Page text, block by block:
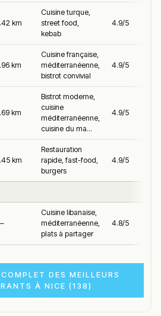
km
Cuisine turque,
street food,
kebab
4.9/5
km
Cuisine française,
méditerranéenne,
bistrot convivial
4.9/5
km
Bistrot moderne,
cuisine
méditerranéenne,
cuisine du ma...
4.9/5
km
Restauration
rapide, fast-food,
burgers
4.9/5
Cuisine libanaise,
méditerranéenne,
plats à partager
4.8/5
DES MEILLEURS
À NICE (138)